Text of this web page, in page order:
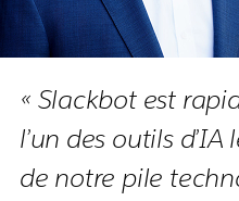
« Slackbot est
l’un des outils
de notre pile